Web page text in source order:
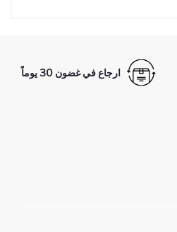
ارجاع في غضون 30 يوماً